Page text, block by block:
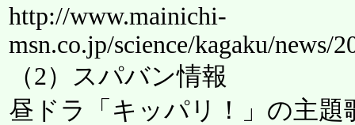
http://www.mainichi-
msn.co.jp/science/kagaku/news/
（2）スパバン情報
昼ドラ「キッパリ！」の主